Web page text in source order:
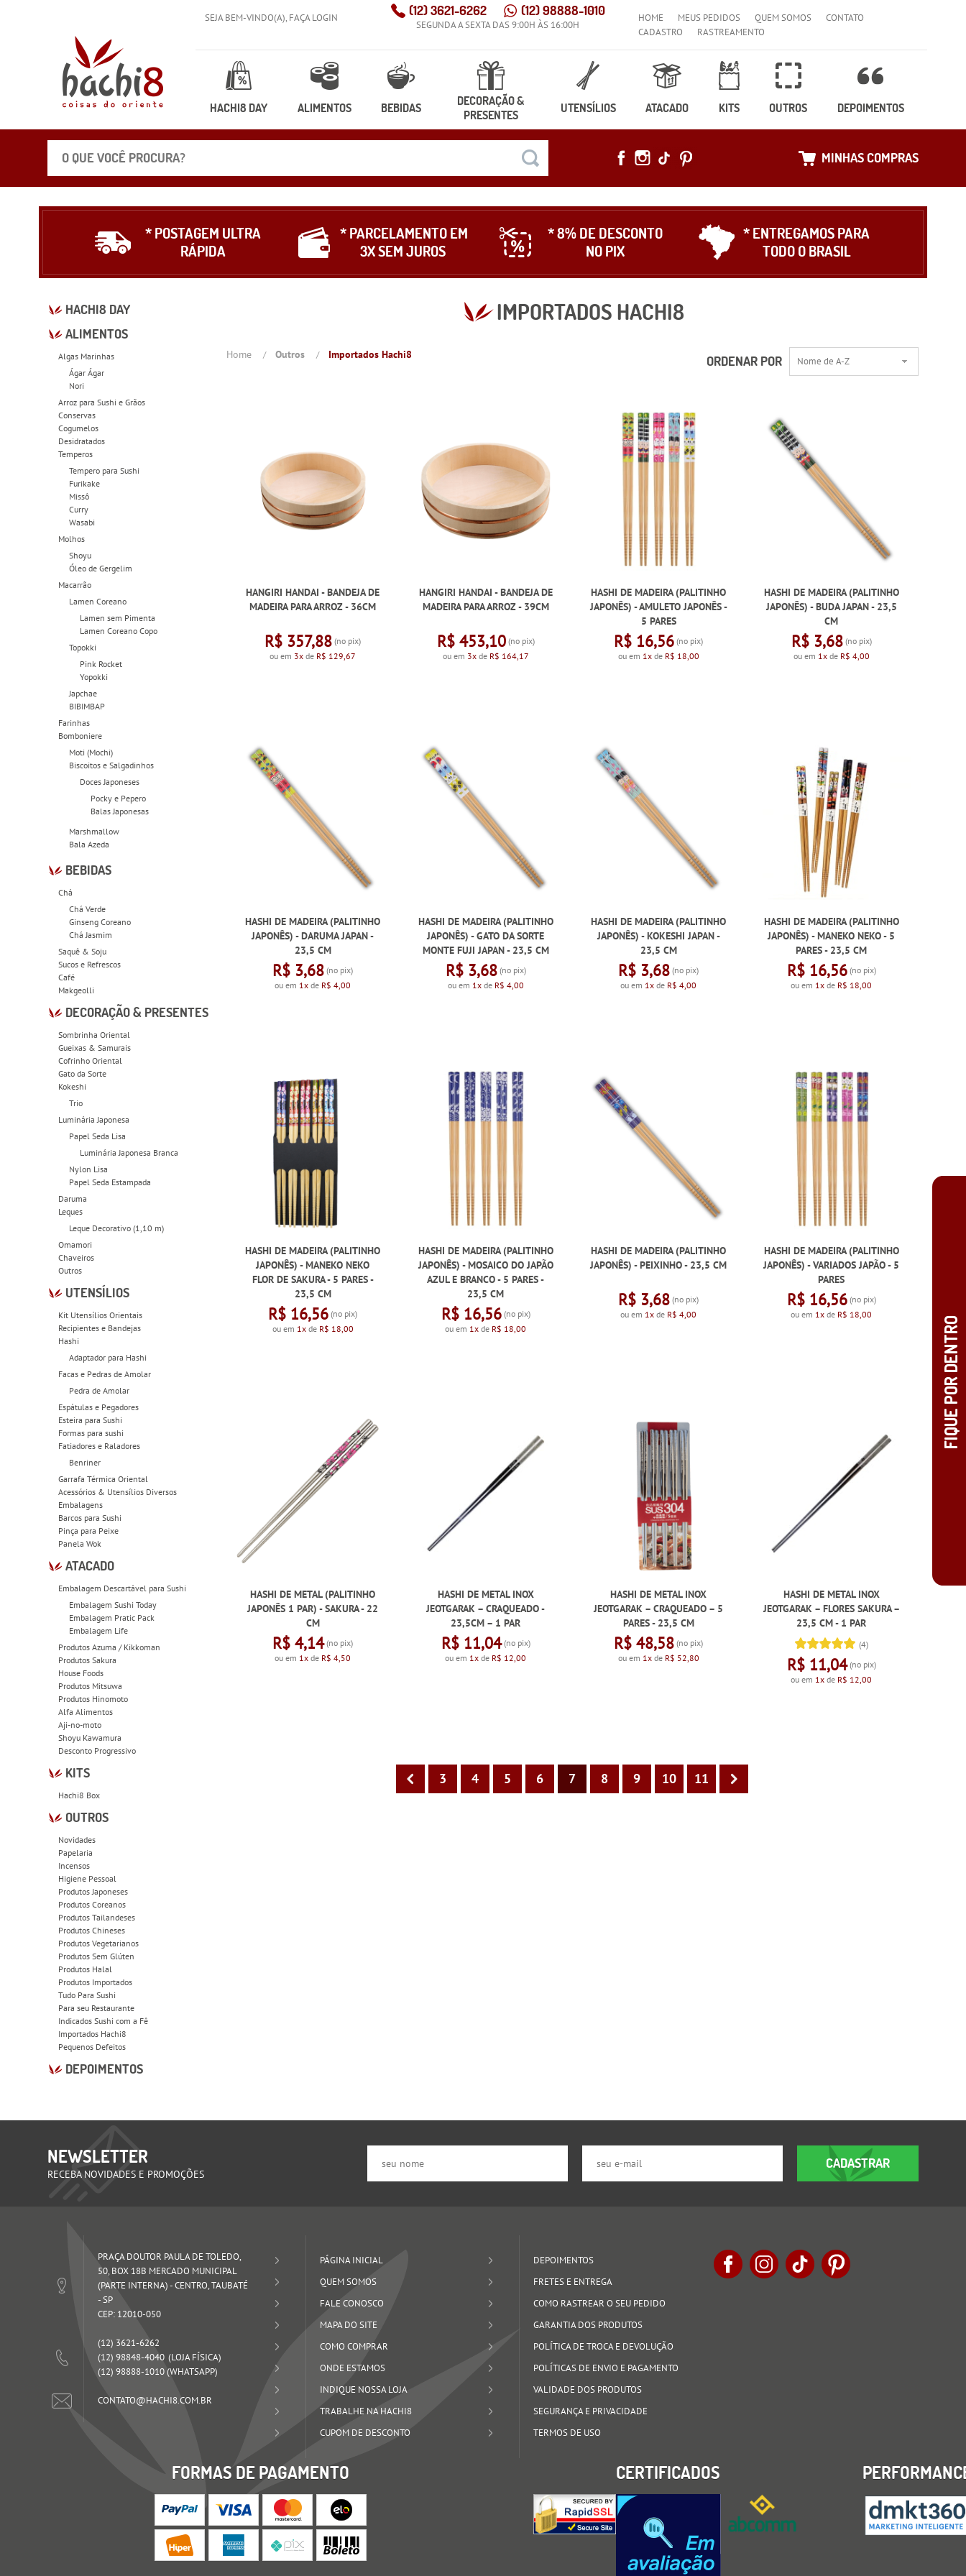
SEJA BEM-VINDO(A), FAÇA LOGIN (12)3621-6262 (12)98888-1010
SEGUNDA A SEXTA DAS 9:00H ÀS 16:00H
HOME MEUS PEDIDOS QUEM SOMOS
CONTATO
CADASTRO
RASTREAMENTO
HACHI8 DAY ALIMENTOS BEBIDAS
DECORAÇÃO &
PRESENTES
UTENSÍLIOS ATACADO KITS OUTROS DEPOIMENTOS
MINHAS COMPRAS
* POSTAGEM ULTRA
RÁPIDA
* PARCELAMENTO EM
3X SEM JUROS
* 8% DE DESCONTO
NO PIX
* ENTREGAMOS PARA
TODO O BRASIL
HACHI8 DAY
ALIMENTOS
Algas Marinhas
Ágar Ágar
Nori
Arroz para Sushi e Grãos
Conservas
Cogumelos
Desidratados
Temperos
Tempero para Sushi
Furikake
Missô
Curry
Wasabi
Molhos
Shoyu
Óleo de Gergelim
Macarrão
Lamen Coreano
Lamen sem Pimenta
Lamen Coreano Copo
Topokki
Pink Rocket
Yopokki
Japchae
BIBIMBAP
Farinhas
Bomboniere
Moti (Mochi)
Biscoitos e Salgadinhos
Doces Japoneses
Pocky e Pepero
Balas Japonesas
Marshmallow
Bala Azeda
BEBIDAS
Chá
Chá Verde
Ginseng Coreano
Chá Jasmim
Saquê & Soju
Sucos e Refrescos
Café
Makgeolli
DECORAÇÃO & PRESENTES
Sombrinha Oriental
Gueixas & Samurais
Cofrinho Oriental
Gato da Sorte
Kokeshi
Trio
Luminária Japonesa
Papel Seda Lisa
Luminária Japonesa Branca
Nylon Lisa
Papel Seda Estampada
Daruma
Leques
Leque Decorativo (1,10 m)
Omamori
Chaveiros
Outros
UTENSÍLIOS
Kit Utensílios Orientais
Recipientes e Bandejas
Hashi
Adaptador para Hashi
Facas e Pedras de Amolar
Pedra de Amolar
Espátulas e Pegadores
Esteira para Sushi
Formas para sushi
Fatiadores e Raladores
Benriner
Garrafa Térmica Oriental
Acessórios & Utensílios Diversos
Embalagens
Barcos para Sushi
Pinça para Peixe
Panela Wok
ATACADO
Embalagem Descartável para Sushi
Embalagem Sushi Today
Embalagem Pratic Pack
Embalagem Life
Produtos Azuma / Kikkoman
Produtos Sakura
House Foods
Produtos Mitsuwa
Produtos Hinomoto
Alfa Alimentos
Aji-no-moto
Shoyu Kawamura
Desconto Progressivo
KITS
Hachi8 Box
OUTROS
Novidades
Papelaria
Incensos
Higiene Pessoal
Produtos Japoneses
Produtos Coreanos
Produtos Tailandeses
Produtos Chineses
Produtos Vegetarianos
Produtos Sem Glúten
Produtos Halal
Produtos Importados
Tudo Para Sushi
Para seu Restaurante
Indicados Sushi com a Fê
Importados Hachi8
Pequenos Defeitos
DEPOIMENTOS
IMPORTADOS HACHI8
Home Outros Importados Hachi8 ORDENAR POR Nome de A-Z
HANGIRI HANDAI - BANDEJA DE
MADEIRA PARA ARROZ - 36CM
R$ 357,88 (no pix)
ou em 3x de R$ 129,67
HANGIRI HANDAI - BANDEJA DE
MADEIRA PARA ARROZ - 39CM
R$ 453,10(no pix)
ou em 3xde R$ 164,17
HASHI DE MADEIRA (PALITINHO
JAPONÊS) - AMULETO JAPONÊS -
5 PARES
R$ 16,56 (no pix)
ou em 1xde R$ 18,00
HASHI DE MADEIRA (PALITINHO
JAPONÊS) - BUDA JAPAN - 23,5
CM
R$ 3,68(no pix)
ou em 1xde R$ 4,00
HASHI DE MADEIRA (PALITINHO
JAPONÊS) - DARUMA JAPAN -
23,5 CM
R$ 3,68 (no pix)
ou em 1x de R$ 4,00
HASHI DE MADEIRA (PALITINHO
JAPONÊS) - GATO DA SORTE
MONTE FUJI JAPAN - 23,5 CM
R$ 3,68(no pix)
ou em 1xde R$ 4,00
HASHI DE MADEIRA (PALITINHO
JAPONÊS) - KOKESHI JAPAN -
23,5 CM
R$ 3,68 (no pix)
ou em 1x de R$ 4,00
HASHI DE MADEIRA (PALITINHO
JAPONÊS) - MANEKO NEKO - 5
PARES - 23,5 CM
R$ 16,56(no pix)
ou em 1x de R$ 18,00
HASHI DE MADEIRA (PALITINHO
JAPONÊS) - MANEKO NEKO
FLOR DE SAKURA - 5 PARES -
23,5 CM
R$ 16,56 (no pix)
ou em 1xde R$ 18,00
HASHI DE MADEIRA (PALITINHO
JAPONÊS) - MOSAICO DO JAPÃO
AZUL E BRANCO - 5 PARES -
23,5 CM
R$ 16,56(no pix)
ou em 1x de R$ 18,00
HASHI DE MADEIRA (PALITINHO
JAPONÊS) - PEIXINHO - 23,5 CM
R$ 3,68 (no pix)
ou em 1x de R$ 4,00
HASHI DE MADEIRA (PALITINHO
JAPONÊS) - VARIADOS JAPÃO - 5
PARES
R$ 16,56(no pix)
ou em 1x de R$ 18,00
HASHI DE METAL (PALITINHO
JAPONÊS 1 PAR) - SAKURA - 22
CM
R$ 4,14(no pix)
ou em 1x de R$ 4,50
HASHI DE METAL INOX
JEOTGARAK – CRAQUEADO -
23,5CM – 1 PAR
R$ 11,04(no pix)
ou em 1x de R$ 12,00
HASHI DE METAL INOX
JEOTGARAK – CRAQUEADO – 5
PARES - 23,5 CM
R$ 48,58 (no pix)
ou em 1xde R$ 52,80
HASHI DE METAL INOX
JEOTGARAK – FLORES SAKURA –
23,5 CM - 1 PAR
(4)
R$ 11,04(no pix)
ou em 1x de R$ 12,00
3 4 5 6 7 8 9 10 11
NEWSLETTER
RECEBA NOVIDADES E PROMOÇÕES
CADASTRAR
PRAÇA DOUTOR PAULA DE TOLEDO,
50, BOX 18B MERCADO MUNICIPAL
(PARTE INTERNA)-CENTRO, TAUBATÉ
-SP
CEP: 12010-050
(12) 3621-6262
(12) 98848-4040
(12) 98888-1010(WHATSAPP)
CONTATO@HACHI8.COM.BR
PÁGINA INICIAL
QUEM SOMOS
FALE CONOSCO
MAPA DO SITE
COMO COMPRAR
ONDE ESTAMOS
INDIQUE NOSSA LOJA
TRABALHE NA HACHI8
CUPOM DE DESCONTO
DEPOIMENTOS
FRETES E ENTREGA
COMO RASTREAR O SEU PEDIDO
GARANTIA DOS PRODUTOS
POLÍTICA DE TROCA E DEVOLUÇÃO
POLÍTICAS DE ENVIO E PAGAMENTO
VALIDADE DOS PRODUTOS
SEGURANÇA E PRIVACIDADE
TERMOS DE USO
FORMAS DE PAGAMENTO CERTIFICADOS